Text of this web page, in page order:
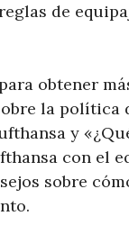
de
obtener
la política
y
con el
sobre